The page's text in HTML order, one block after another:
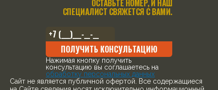
ОСТАВЬТЕ НОМЕР, И НАШ
СПЕЦИАЛИСТ СВЯЖЕТСЯ С ВАМИ.
ПОЛУЧИТЬ КОНСУЛЬТАЦИЮ
Нажимая кнопку получить
консультацию вы соглашаетесь на
обработку персональных данных
Cайт не является публичной офертой. Все содержащиеся